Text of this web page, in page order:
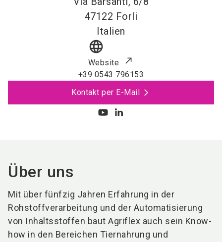
47122 Forli
Italien
language
Website
+39 0543 796153
Kontakt per E-Mail
Über uns
Mit über fünfzig Jahren Erfahrung in der
Rohstoffverarbeitung und der Automatisierung
von Inhaltsstoffen baut Agriflex auch sein Know-
how in den Bereichen Tiernahrung und